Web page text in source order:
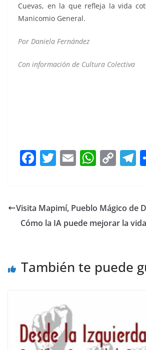
Cuevas, en la que refleja la vida
Manicomio General.
Por Daniela Fernández
Con información de Cultura Colectiva
F
a
e
b
k
T
w
er
E
m
l
W
h
s
A
C
o
y
Li
T
a
Visita Mapimí, Pueblo Mágico de
Cómo la IA puede mejorar la
También te puede